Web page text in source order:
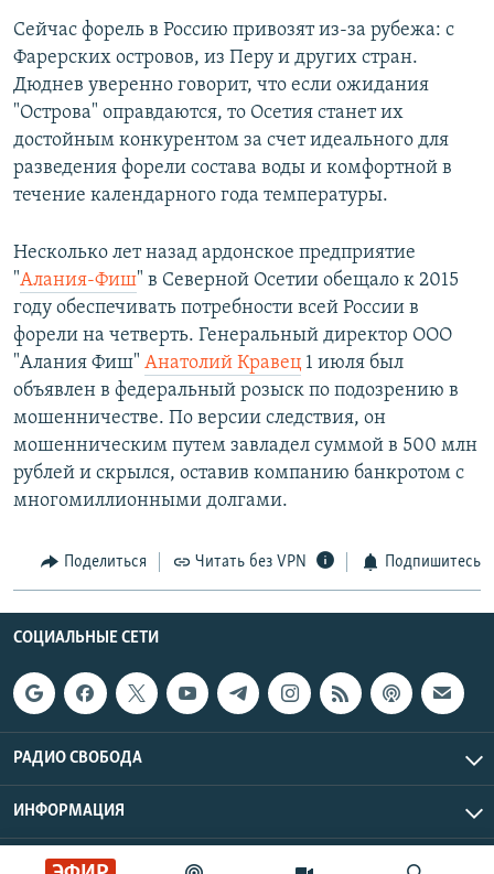
Сейчас форель в Россию привозят из-за рубежа: с
Фарерских островов, из Перу и других стран.
Дюднев уверенно говорит, что если ожидания
"Острова" оправдаются, то Осетия станет их
достойным конкурентом за счет идеального для
разведения форели состава воды и комфортной в
течение календарного года температуры.
Несколько лет назад ардонское предприятие
"Алания-Фиш" в Северной Осетии обещало к 2015
году обеспечивать потребности всей России в
форели на четверть. Генеральный директор ООО
"Алания Фиш" Анатолий Кравец 1 июля был
объявлен в федеральный розыск по подозрению в
мошенничестве. По версии следствия, он
мошенническим путем завладел суммой в 500 млн
рублей и скрылся, оставив компанию банкротом с
многомиллионными долгами.
Поделиться Читать без VPN Подпишитесь
СОЦИАЛЬНЫЕ СЕТИ
РАДИО СВОБОДА
ИНФОРМАЦИЯ
Радио Свобода © 2026 RFE/RL, Inc. | Все права защищены.